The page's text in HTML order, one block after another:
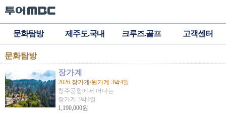
문화탐방 제주도.국내 크루즈.골프 고객센터
문화탐방
장가계
2026 장가계/원가계 3박4일
청주공항에서 떠나는
장가계 3박4일
1,190,000원